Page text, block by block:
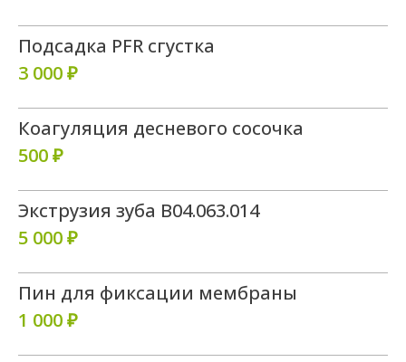
Подсадка PFR сгустка
3 000 ₽
Коагуляция десневого сосочка
500 ₽
Экструзия зуба В04.063.014
5 000 ₽
Пин для фиксации мембраны
1 000 ₽